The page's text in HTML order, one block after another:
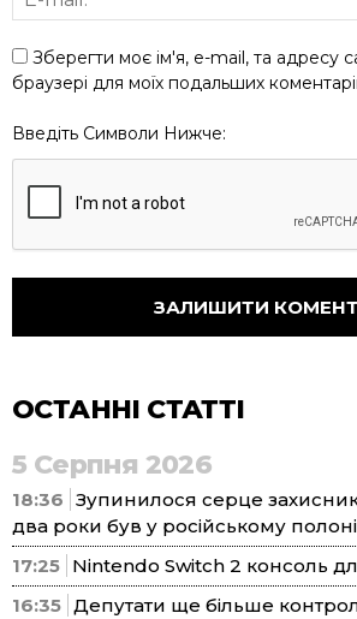
Зберегти моє ім'я, e-mail, та адресу
браузері для моїх подальших
Введіть Символи Нижче:
ОСТАННІ СТАТТІ
5 Серпня 2026
18:36 Зупинилося серце
два роки був у російському полоні
17:25 Nintendo Switch 2 консоль
16:35 Депутати ще більше